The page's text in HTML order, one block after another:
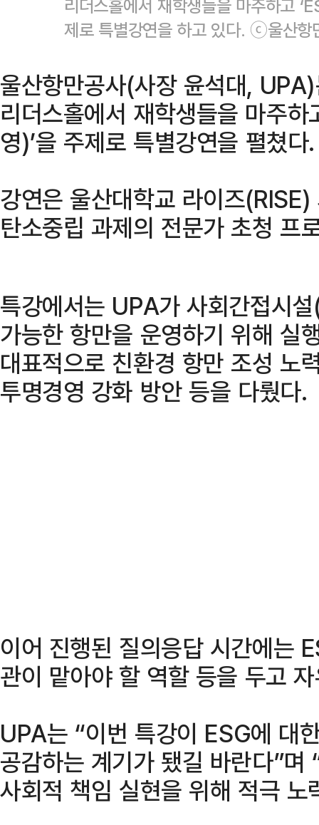
리더스홀에서 재학생들을 마주하고
제로 특별강연을 하고 있다. ⓒ울산항
울산항만공사(사장 윤석대,
리더스홀에서 재학생들을 마주하
영)’을 주제로 특별강연을 펼쳤다.
강연은 울산대학교 라이즈
탄소중립 과제의 전문가 초청 프
특강에서는 UPA가 사회간접시
가능한 항만을 운영하기 위해 실
대표적으로 친환경 항만 조성 노
투명경영 강화 방안 등을 다뤘다.
이어 진행된 질의응답 시간에는
관이 맡아야 할 역할 등을 두고
UPA는 “이번 특강이 ESG에 대
공감하는 계기가 됐길 바란다”며
사회적 책임 실현을 위해 적극 노